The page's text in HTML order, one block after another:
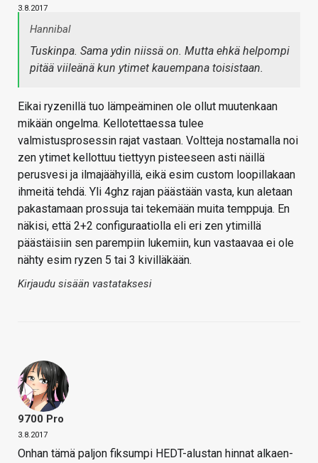
3.8.2017
Hannibal
Tuskinpa. Sama ydin niissä on. Mutta ehkä helpompi
pitää viileänä kun ytimet kauempana toisistaan.
Eikai ryzenillä tuo lämpeäminen ole ollut muutenkaan
mikään ongelma. Kellotettaessa tulee
valmistusprosessin rajat vastaan. Voltteja nostamalla noi
zen ytimet kellottuu tiettyyn pisteeseen asti näillä
perusvesi ja ilmajäähyillä, eikä esim custom loopillakaan
ihmeitä tehdä. Yli 4ghz rajan päästään vasta, kun aletaan
pakastamaan prossuja tai tekemään muita temppuja. En
näkisi, että 2+2 configuraatiolla eli eri zen ytimillä
päästäisiin sen parempiin lukemiin, kun vastaavaa ei ole
nähty esim ryzen 5 tai 3 kivilläkään.
Kirjaudu sisään vastataksesi
9700 Pro
3.8.2017
Onhan tämä paljon fiksumpi HEDT-alustan hinnat alkaen-